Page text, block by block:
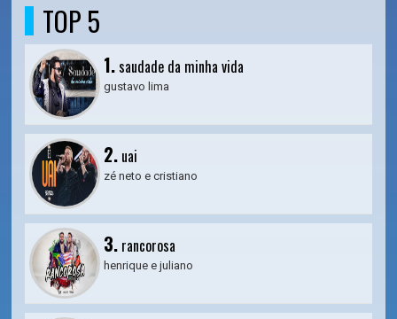
TOP 5
1.saudade da minha vida
gustavo lima
2. uai
zé neto e cristiano
3. rancorosa
henrique e juliano